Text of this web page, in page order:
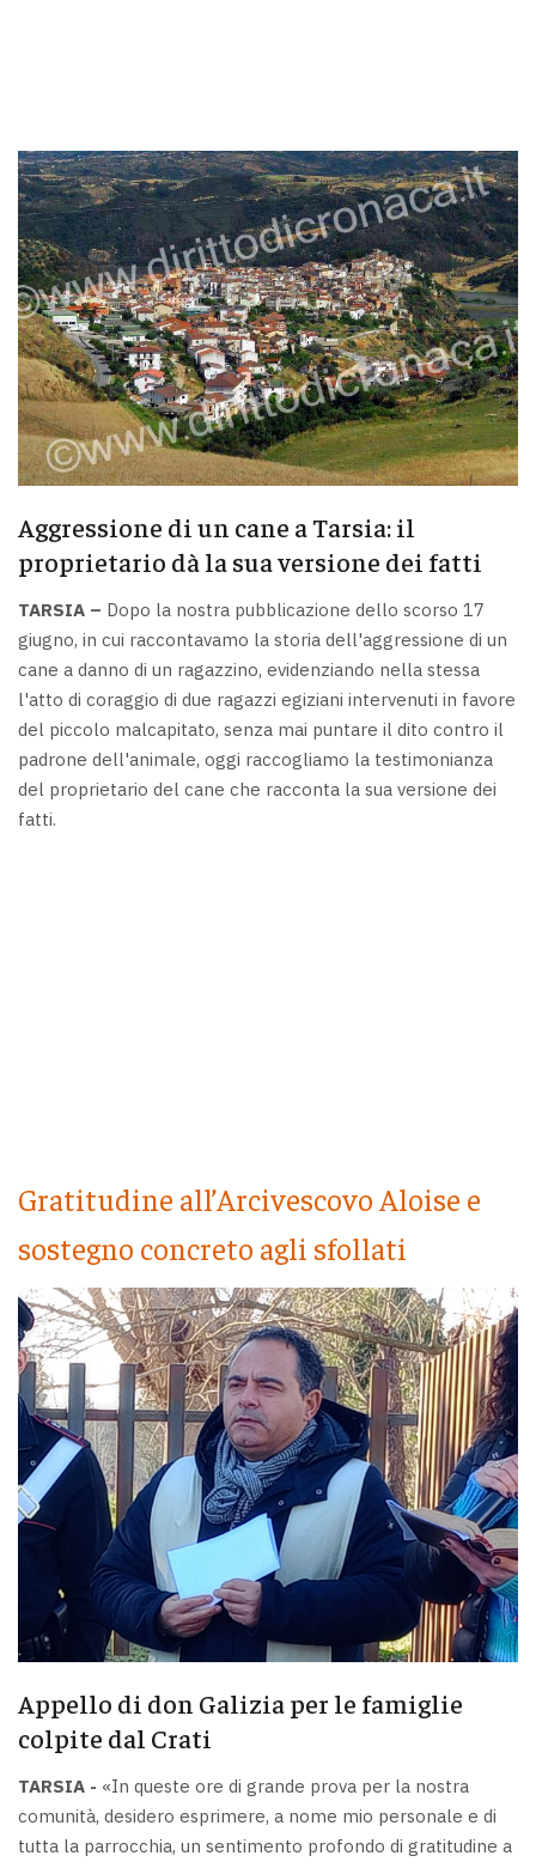
Aggressione di un cane a Tarsia: il
proprietario dà la sua versione dei fatti
TARSIA – Dopo la nostra pubblicazione dello scorso 17
giugno, in cui raccontavamo la storia dell'aggressione di un
cane a danno di un ragazzino, evidenziando nella stessa
l'atto di coraggio di due ragazzi egiziani intervenuti in favore
del piccolo malcapitato, senza mai puntare il dito contro il
padrone dell'animale, oggi raccogliamo la testimonianza
del proprietario del cane che racconta la sua versione dei
fatti.
Gratitudine all’Arcivescovo Aloise e
sostegno concreto agli sfollati
Appello di don Galizia per le famiglie
colpite dal Crati
TARSIA - «In queste ore di grande prova per la nostra
comunità, desidero esprimere, a nome mio personale e di
tutta la parrocchia, un sentimento profondo di gratitudine a